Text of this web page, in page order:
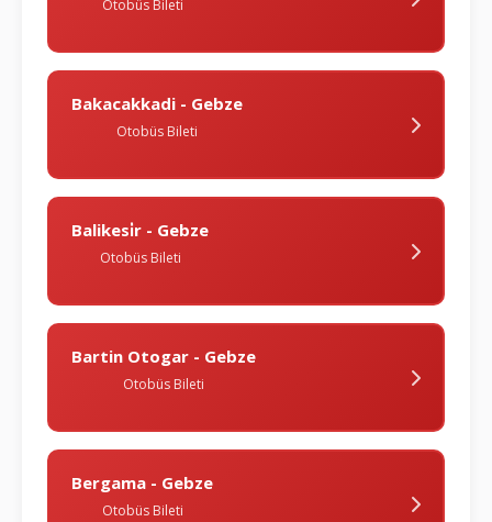
Otobüs Bileti
Bakacakkadi - Gebze
Otobüs Bileti
Balikesi̇r - Gebze
Otobüs Bileti
Bartin Otogar - Gebze
Otobüs Bileti
Bergama - Gebze
Otobüs Bileti